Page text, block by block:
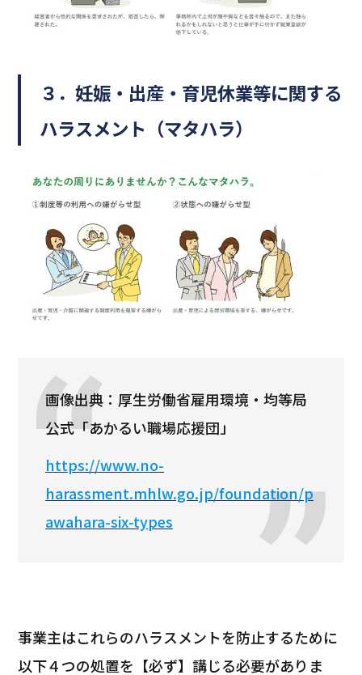
３．妊娠・出産・育児休業等に関する
ハラスメント（マタハラ）
画像出典：厚生労働省雇用環境・均等局
公式「あかるい職場応援団」
https://www.no-
harassment.mhlw.go.jp/foundation/p
awahara-six-types
事業主はこれらのハラスメントを防止するために
以下４つの処置を【必ず】講じる必要がありま